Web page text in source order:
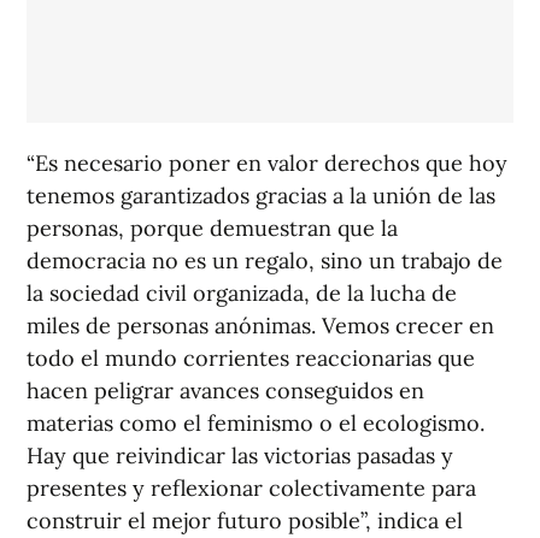
“Es necesario poner en valor derechos que hoy
tenemos garantizados gracias a la unión de las
personas, porque demuestran que la
democracia no es un regalo, sino un trabajo de
la sociedad civil organizada, de la lucha de
miles de personas anónimas. Vemos crecer en
todo el mundo corrientes reaccionarias que
hacen peligrar avances conseguidos en
materias como el feminismo o el ecologismo.
Hay que reivindicar las victorias pasadas y
presentes y reflexionar colectivamente para
construir el mejor futuro posible”, indica el